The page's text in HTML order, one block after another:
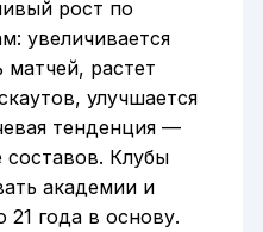
рост по
увеличивается
растет
улучшается
тенденция —
Клубы
академии и
21 года в основу.